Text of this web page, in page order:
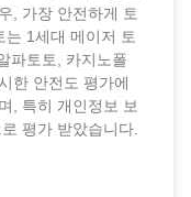
, 가장 안전하게 토
는 1세대 메이저 토
파토토, 카지노폴
한 안전도 평가에
, 특히 개인정보 보
평가 받았습니다.